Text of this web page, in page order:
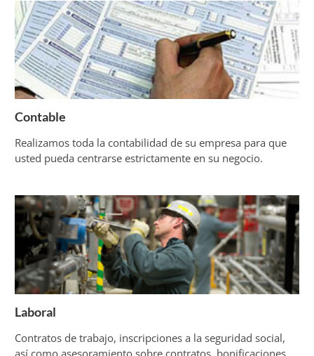
Contable
Realizamos toda la contabilidad de su empresa para que
usted pueda centrarse estrictamente en su negocio.
Laboral
Contratos de trabajo, inscripciones a la seguridad social,
así como asesoramiento sobre contratos, bonificaciones